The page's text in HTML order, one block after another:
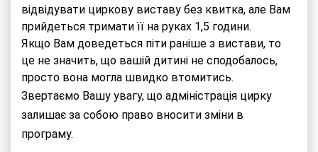
відвідувати циркову виставу без квитка, але Вам
прийдеться тримати її на руках 1,5 години.
Якщо Вам доведеться піти раніше з вистави, то
це не значить, що вашій дитині не сподобалось,
просто вона могла швидко втомитись.
Звертаємо Вашу увагу, що адміністрація цирку
залишає за собою право вносити зміни в
програму.